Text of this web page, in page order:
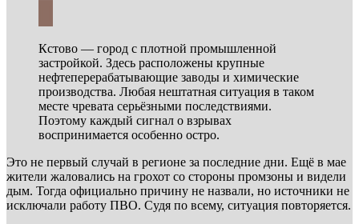
Кстово — город с плотной промышленной
застройкой. Здесь расположены крупные
нефтеперерабатывающие заводы и химические
производства. Любая нештатная ситуация в таком
месте чревата серьёзными последствиями.
Поэтому каждый сигнал о взрывах
воспринимается особенно остро.
Это не первый случай в регионе за последние дни. Ещё в мае
жители жаловались на грохот со стороны промзоны и видели
дым. Тогда официально причину не назвали, но источники не
исключали работу ПВО. Судя по всему, ситуация повторяется.